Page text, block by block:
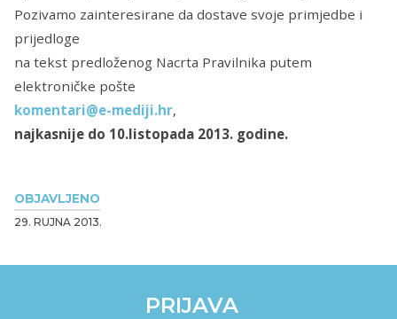
OBJAVLJENO
29. RUJNA 2013.
Pozivamo zainteresirane da dostave svoje primjedbe i
prijedloge
na tekst predloženog Nacrta Pravilnika putem
elektroničke pošte
komentari@e-mediji.hr,
najkasnije do 10.listopada 2013. godine.
PRIJAVA